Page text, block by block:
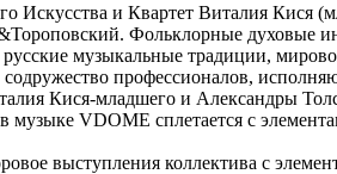
Искусства и Квартет Виталия Кися
Фольклорные духовые
музыкальные традиции,
профессионалов,
Кися-младшего и Александры
VDOME сплетается с
выступления коллектива с